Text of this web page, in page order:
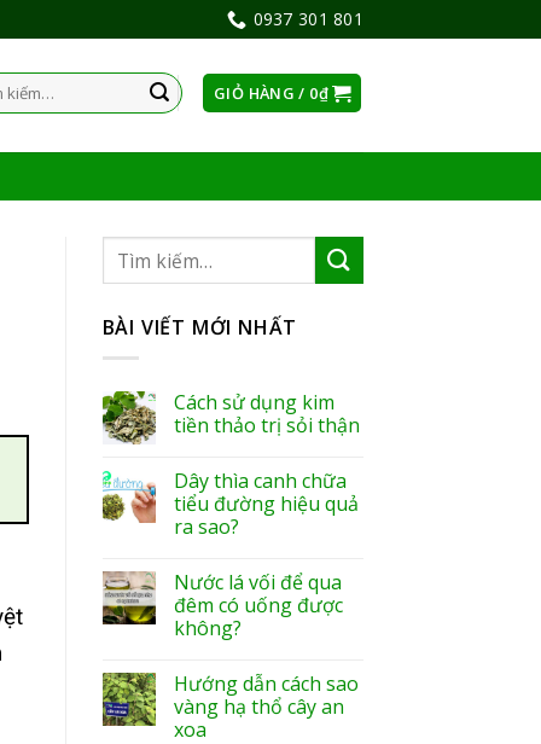
0937 301 801
GIỎ HÀNG / 0₫
BÀI VIẾT MỚI NHẤT
Cách sử dụng kim
tiền thảo trị sỏi thận
Dây thìa canh chữa
tiểu đường hiệu quả
ra sao?
Nước lá vối để qua
đêm có uống được
không?
Hướng dẫn cách sao
vàng hạ thổ cây an
xoa